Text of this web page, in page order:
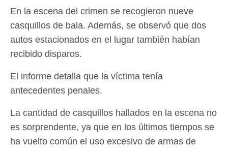
En la escena del crimen se recogieron nueve
casquillos de bala. Además, se observó que dos
autos estacionados en el lugar también habían
recibido disparos.
El informe detalla que la víctima tenía
antecedentes penales.
La cantidad de casquillos hallados en la escena no
es sorprendente, ya que en los últimos tiempos se
ha vuelto común el uso excesivo de armas de